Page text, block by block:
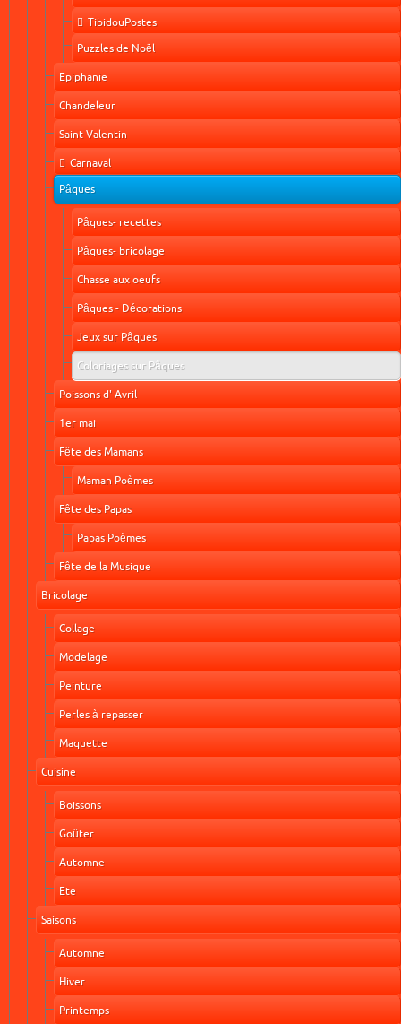
TibidouPostes
Puzzles de Noël
Epiphanie
Chandeleur
Saint Valentin
Carnaval
Pâques
Pâques- recettes
Pâques- bricolage
Chasse aux oeufs
Pâques - Décorations
Jeux sur Pâques
Coloriages sur Pâques
Poissons d' Avril
1er mai
Fête des Mamans
Maman Poèmes
Fête des Papas
Papas Poèmes
Fête de la Musique
Bricolage
Collage
Modelage
Peinture
Perles à repasser
Maquette
Cuisine
Boissons
Goûter
Automne
Ete
Saisons
Automne
Hiver
Printemps